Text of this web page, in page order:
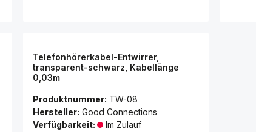
Telefonhörerkabel-Entwirrer,
transparent-schwarz, Kabellänge
0,03m
Produktnummer: TW-08
Hersteller: Good Connections
Verfügbarkeit:
Im Zulauf